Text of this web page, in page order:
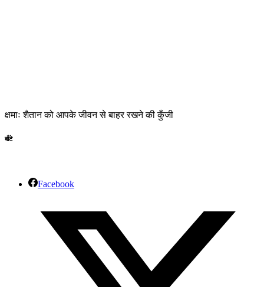
क्षमाः शैतान को आपके जीवन से बाहर रखने की कुँजी
बाँटे
Facebook